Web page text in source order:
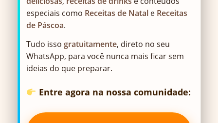
especiais como Receitas de Natal e Receitas
de Páscoa.
Tudo isso gratuitamente, direto no seu
WhatsApp, para você nunca mais ficar sem
ideias do que preparar.
Entre agora na nossa comunidade: